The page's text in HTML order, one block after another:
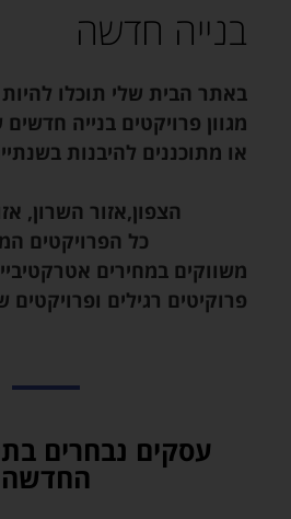
בנייה חדשה
באתר הבית שלי תוכלו
מגוון פרויקטים בנייה
או מתוכננים להיבנות
הצפון,אזור השרון,
כל הפרויקטים
משווקים במחירים
פרוקיטים רגילים
עסקים נבחרים
החדשה